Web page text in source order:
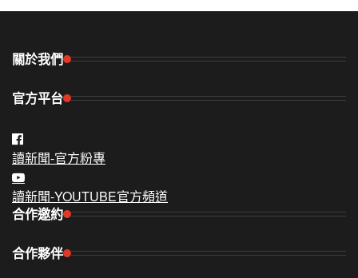
關於我們
官方平台
讀新聞-官方粉專
讀新聞-YOUTUBE官方頻道
合作邀約
合作夥伴